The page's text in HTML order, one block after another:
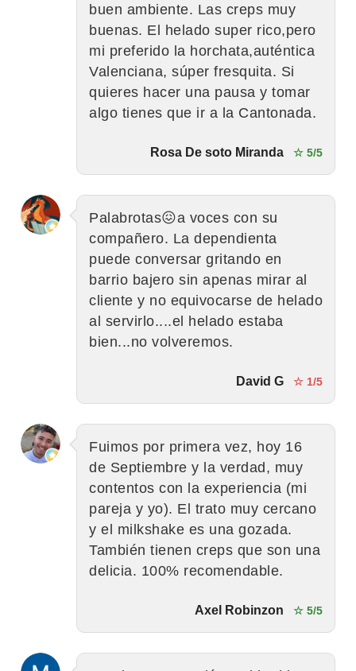
buen ambiente. Las creps muy
buenas. El helado super rico,pero
mi preferido la horchata,auténtica
Valenciana, súper fresquita. Si
quieres hacer una pausa y tomar
algo tienes que ir a la Cantonada.
Rosa De soto Miranda ☆ 5/5
Palabrotas😖a voces con su
compañero. La dependienta
puede conversar gritando en
barrio bajero sin apenas mirar al
cliente y no equivocarse de helado
al servirlo....el helado estaba
bien...no volveremos.
David G ☆ 1/5
Fuimos por primera vez, hoy 16
de Septiembre y la verdad, muy
contentos con la experiencia (mi
pareja y yo). El trato muy cercano
y el milkshake es una gozada.
También tienen creps que son una
delicia. 100% recomendable.
Axel Robinzon ☆ 5/5